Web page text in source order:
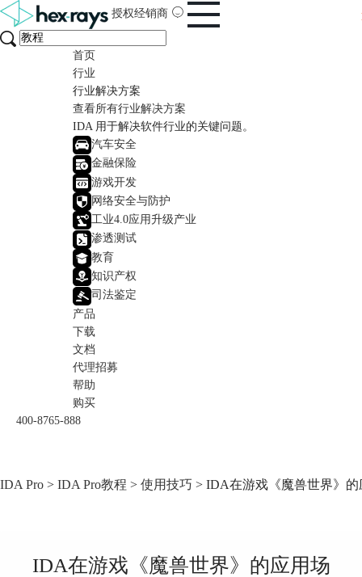
授权经销商
首页
行业
行业解决方案
查看所有行业解决方案
IDA 用于解决软件行业的关键问题。
汽车安全
金融保险
游戏开发
网络安全与防护
工业4.0应用升级产业
渗透测试
教育
知识产权
司法鉴定
产品
下载
文档
代理招募
帮助
购买
400-8765-888
IDA Pro > IDA Pro教程 > 使用技巧 > IDA在游戏《魔兽世界》
IDA在游戏《魔兽世界》的应用场